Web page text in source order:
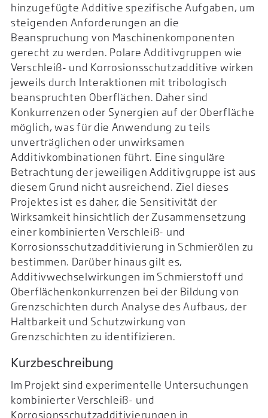
hinzugefügte Additive spezifische Aufgaben, um
steigenden Anforderungen an die
Beanspruchung von Maschinenkomponenten
gerecht zu werden. Polare Additivgruppen wie
Verschleiß- und Korrosionsschutzadditive wirken
jeweils durch Interaktionen mit tribologisch
beanspruchten Oberflächen. Daher sind
Konkurrenzen oder Synergien auf der Oberfläche
möglich, was für die Anwendung zu teils
unverträglichen oder unwirksamen
Additivkombinationen führt. Eine singuläre
Betrachtung der jeweiligen Additivgruppe ist aus
diesem Grund nicht ausreichend. Ziel dieses
Projektes ist es daher, die Sensitivität der
Wirksamkeit hinsichtlich der Zusammensetzung
einer kombinierten Verschleiß- und
Korrosionsschutzadditivierung in Schmierölen zu
bestimmen. Darüber hinaus gilt es,
Additivwechselwirkungen im Schmierstoff und
Oberflächenkonkurrenzen bei der Bildung von
Grenzschichten durch Analyse des Aufbaus, der
Haltbarkeit und Schutzwirkung von
Grenzschichten zu identifizieren.
Kurzbeschreibung
Im Projekt sind experimentelle Untersuchungen
kombinierter Verschleiß- und
Korrosionsschutzadditivierungen in